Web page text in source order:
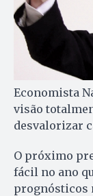
Economista
visão
desvalorizar
O próximo
fácil no ano
prognósticos